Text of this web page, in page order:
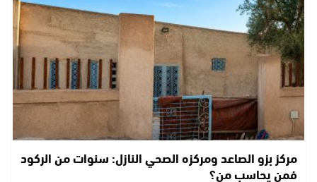
مركز بزو الصاعد ومركزه الصحي النازل: سنوات من الركود
فمن يحاسب من؟